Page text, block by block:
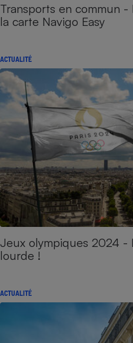
Transports en commun
la carte Navigo Easy
ACTUALITÉ
Jeux olympiques 2024 -
lourde !
ACTUALITÉ